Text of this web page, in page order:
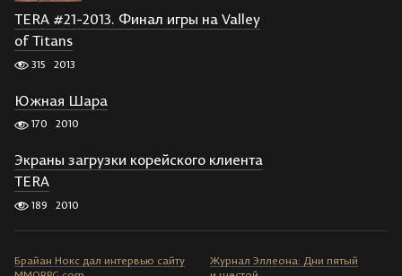
TERA #21-2013. Финал игры на Valley
of Titans
315 2013
Южная Шара
170 2010
Экраны загрузки корейского клиента
TERA
189 2010
Брайан Нокс дал интервью сайту
Журнал Эллеона: Дни пятый